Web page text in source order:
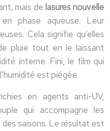
mais de lasures nouvelle
phase aqueuse. Leur
Cela signifie qu’elles
pluie tout en le laissant
interne. Fini, le film qui
est piégée.
en agents anti-UV,
qui accompagne les
saisons. Le résultat est